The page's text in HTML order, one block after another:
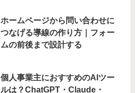
ホームページから問い合わせに
つなげる導線の作り方｜フォー
ムの前後まで設計する
個人事業主におすすめのAIツー
ルは？ChatGPT・Claude・